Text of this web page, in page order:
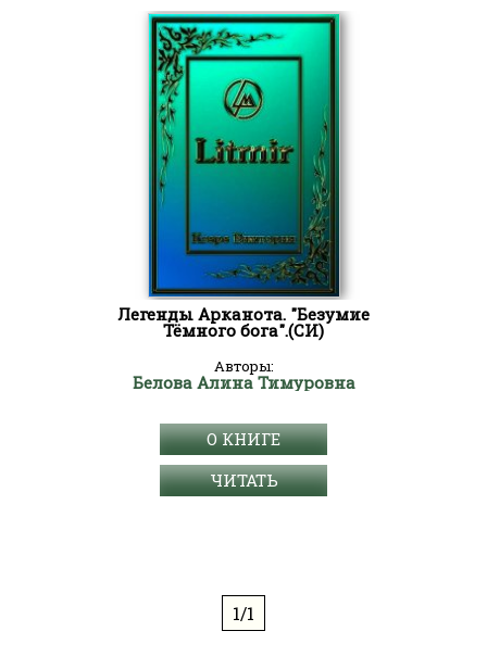
Легенды Арканота. "Безумие
Тёмного бога".(СИ)
Авторы:
Белова Алина Тимуровна
О КНИГЕ
ЧИТАТЬ
1/1